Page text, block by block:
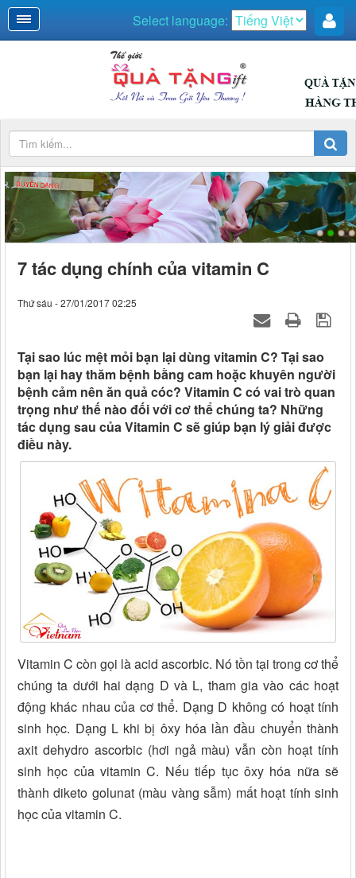
Select language:
DUYÊN DÁNG
7 tác dụng chính của vitamin C
Thứ sáu - 27/01/2017 02:25
Tại sao lúc mệt mỏi bạn lại dùng vitamin C? Tại sao
bạn lại hay thăm bệnh bằng cam hoặc khuyên người
bệnh cảm nên ăn quả cóc? Vitamin C có vai trò quan
trọng như thế nào đối với cơ thể chúng ta? Những
tác dụng sau của Vitamin C sẽ giúp bạn lý giải được
điều này.
Vitamin C còn gọi là acid ascorbic. Nó tồn tại trong cơ thể
chúng ta dưới hai dạng D và L, tham gia vào các hoạt
động khác nhau của cơ thể. Dạng D không có hoạt tính
sinh học. Dạng L khi bị ôxy hóa lần đầu chuyển thành
axit dehydro ascorbic (hơi ngả màu) vẫn còn hoạt tính
sinh học của vitamin C. Nếu tiếp tục ôxy hóa nữa sẽ
thành diketo golunat (màu vàng sẫm) mất hoạt tính sinh
học của vitamin C.